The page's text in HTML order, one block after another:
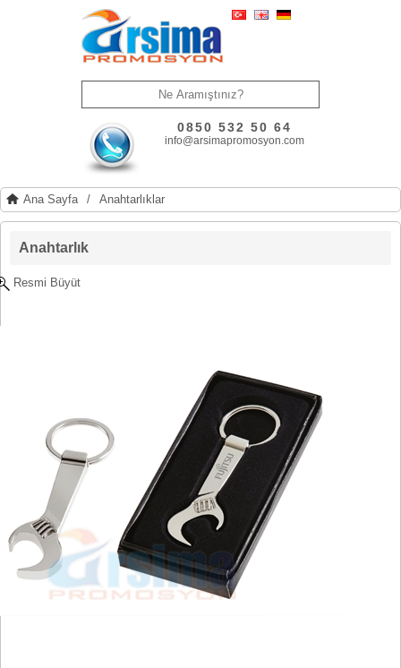
0850 532 50 64
info@arsimapromosyon.com
Ana Sayfa / Anahtarlıklar
Anahtarlık
Resmi Büyüt